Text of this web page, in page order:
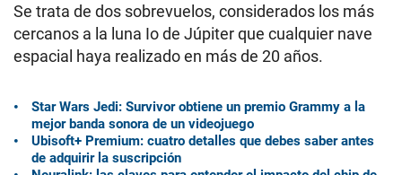
Se trata de dos sobrevuelos, considerados los más
cercanos a la luna Io de Júpiter que cualquier nave
espacial haya realizado en más de 20 años.
Star Wars Jedi: Survivor obtiene un premio Grammy a la
mejor banda sonora de un videojuego
Ubisoft+ Premium: cuatro detalles que debes saber antes
de adquirir la suscripción